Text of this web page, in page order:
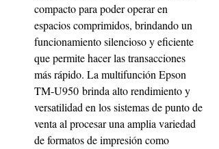
compacto para poder operar en
espacios comprimidos, brindando un
funcionamiento silencioso y eficiente
que permite hacer las transacciones
más rápido. La multifunción Epson
TM-U950 brinda alto rendimiento y
versatilidad en los sistemas de punto de
venta al procesar una amplia variedad
de formatos de impresión como